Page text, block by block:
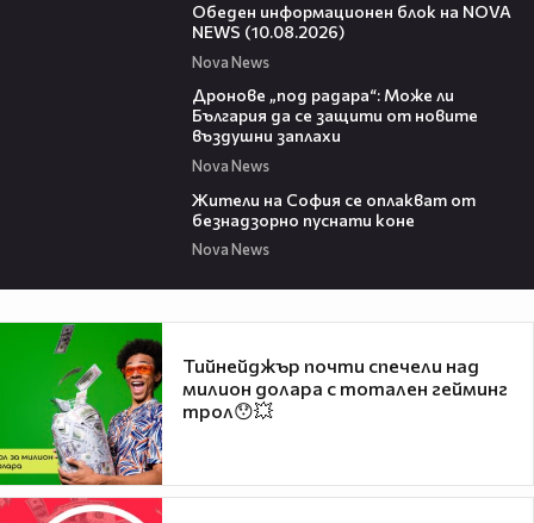
Обеден информационен блок на NOVA
NEWS (10.08.2026)
Nova News
Дронове „под радара“: Може ли
България да се защити от новите
въздушни заплахи
Nova News
Жители на София се оплакват от
безнадзорно пуснати коне
Nova News
Тийнейджър почти спечели над
милион долара с тотален гейминг
трол😯💥